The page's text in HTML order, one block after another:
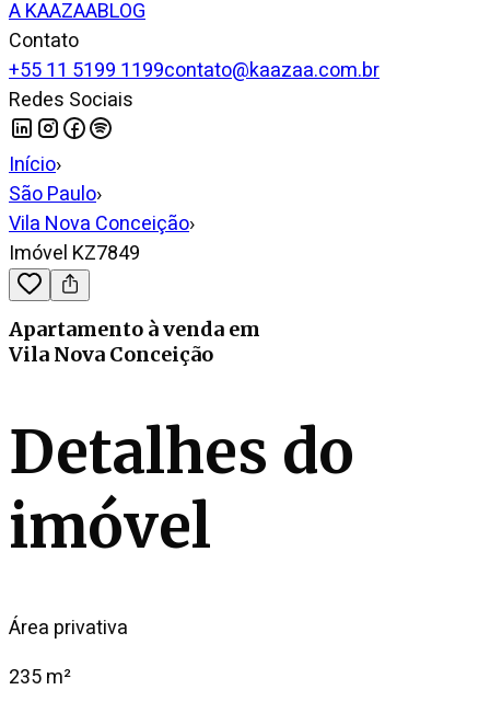
A KAAZAABLOG
Contato
+55 11 5199 1199contato@kaazaa.com.br
Redes Sociais
Início›
São Paulo›
Vila Nova Conceição›
Imóvel KZ7849
Apartamento à venda em
Vila Nova Conceição
Detalhes do
imóvel
Área privativa
235 m²